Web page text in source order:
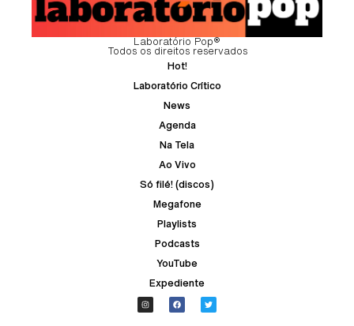
Laboratório Pop®
Todos os direitos reservados
Hot!
Laboratório Crítico
News
Agenda
Na Tela
Ao Vivo
Só filé! (discos)
Megafone
Playlists
Podcasts
YouTube
Expediente